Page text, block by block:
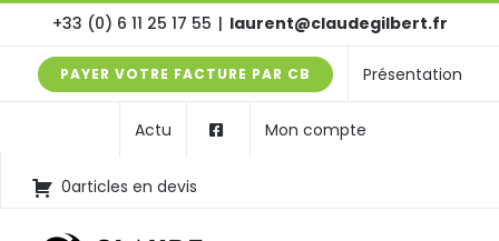
contenu
+33 (0) 6 11 25 17 55 | laurent@claudegilbert.fr
PAYER VOTRE FACTURE PAR CB Présentation
Actu
0articles en devis
Mon compte